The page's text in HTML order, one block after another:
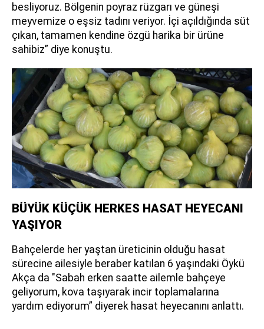
besliyoruz. Bölgenin poyraz rüzgarı ve güneşi
meyvemize o eşsiz tadını veriyor. İçi açıldığında süt
çıkan, tamamen kendine özgü harika bir ürüne
sahibiz” diye konuştu.
BÜYÜK KÜÇÜK HERKES HASAT HEYECANI
YAŞIYOR
Bahçelerde her yaştan üreticinin olduğu hasat
sürecine ailesiyle beraber katılan 6 yaşındaki Öykü
Akça da "Sabah erken saatte ailemle bahçeye
geliyorum, kova taşıyarak incir toplamalarına
yardım ediyorum” diyerek hasat heyecanını anlattı.